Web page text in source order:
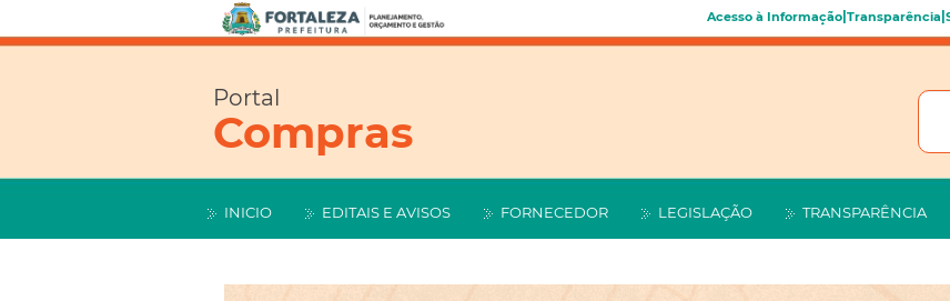
Acesso à Informação Transparência
Portal
Compras
INICIO EDITAIS E AVISOS FORNECEDOR LEGISLAÇÃO TRANSPARÊNCIA